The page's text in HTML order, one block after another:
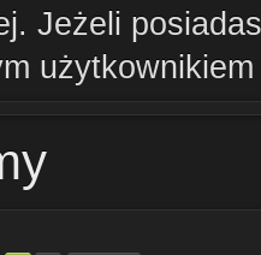
Jeżeli
użytkownikiem